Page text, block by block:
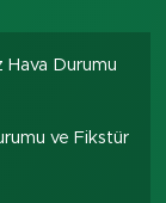
Hava Durumu
ve Fikstür